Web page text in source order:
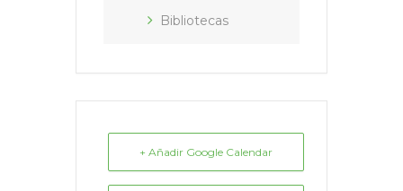
Bibliotecas
+ Añadir Google Calendar